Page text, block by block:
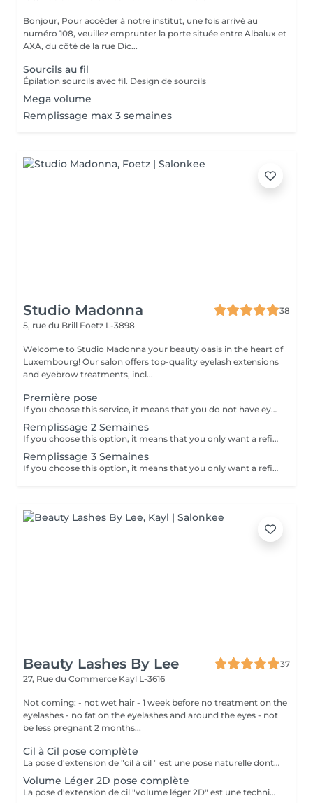
Bonjour, Pour accéder à notre institut, une fois arrivé au
numéro 108, veuillez emprunter la porte située entre Albalux et
AXA, du côté de la rue Dic...
Sourcils au fil
Épilation sourcils avec fil. Design de sourcils
Mega volume
Remplissage max 3 semaines
Studio Madonna
38
5, rue du Brill Foetz L-3898
Welcome to Studio Madonna your beauty oasis in the heart of
Luxembourg! Our salon offers top-quality eyelash extensions
and eyebrow treatments, incl...
Première pose
If you choose this service, it means that you do not have eyelash extensions and that you have not had a lash lift in the past month. Please arrive without mascara.
Remplissage 2 Semaines
If you choose this option, it means that you only want a refill, that you already have eyelash extensions done at our salon, that you want the same type of extensions, and that you have not applied mascara.
Remplissage 3 Semaines
If you choose this option, it means that you only want a refill, that you already have eyelash extensions done at our salon, that you want the same type of extensions, and that you have not applied mascara.
Beauty Lashes By Lee
37
27, Rue du Commerce Kayl L-3616
Not coming: - not wet hair - 1 week before no treatment on the
eyelashes - no fat on the eyelashes and around the eyes - not
be less pregnant 2 months...
Cil à Cil pose complète
La pose d'extension de "cil à cil " est une pose naturelle dont la technique consiste à poser 1 extension de cil sur chaque cils naturels.
Volume Léger 2D pose complète
La pose d'extension de cil "volume léger 2D" est une technique qui consiste à poser un bouquet de plusieurs extension de cils (2 cils) sur un cil naturel. Cela permet de créer plus de volume et d'intensité sur le regard